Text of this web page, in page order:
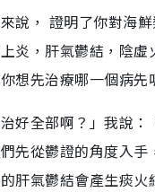
說， 證明了你對海
炎，肝氣鬱結，陰
想先治療哪一個病先
好全部啊？」我說
先從鬱證的角度入
肝氣鬱結會產生痰